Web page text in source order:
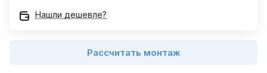
Нашли дешевле?
Рассчитать монтаж